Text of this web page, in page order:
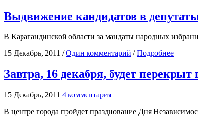
Выдвижение кандидатов в
В Карагандинской области за мандаты народных
15 Декабрь, 2011 /Один комментарий /Подробнее
Завтра, 16 декабря, будет
15 Декабрь, 2011 4 комментария
В центре города пройдет празднование Дня